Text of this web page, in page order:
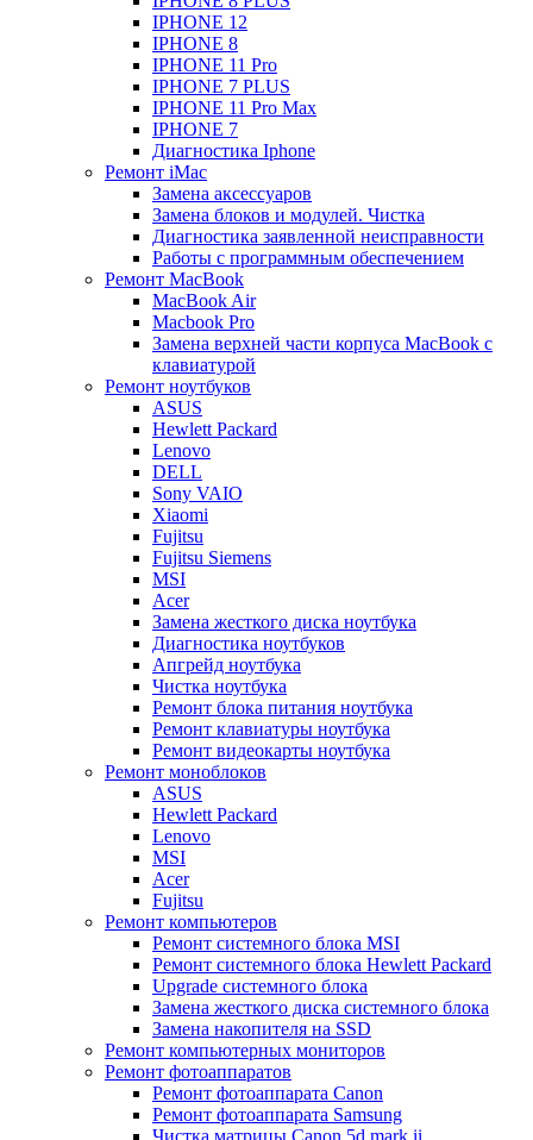
IPHONE 12
IPHONE 8
IPHONE 11 Pro
IPHONE 7 PLUS
IPHONE 11 Pro Max
IPHONE 7
Диагностика Iphone
Ремонт iMac
Замена аксессуаров
Замена блоков и модулей. Чистка
Диагностика заявленной неисправности
Работы с программным обеспечением
Ремонт MacBook
MacBook Air
Macbook Pro
Замена верхней части корпуса MacBook с
клавиатурой
Ремонт ноутбуков
ASUS
Hewlett Packard
Lenovo
DELL
Sony VAIO
Xiaomi
Fujitsu
Fujitsu Siemens
MSI
Acer
Замена жесткого диска ноутбука
Диагностика ноутбуков
Апгрейд ноутбука
Чистка ноутбука
Ремонт блока питания ноутбука
Ремонт клавиатуры ноутбука
Ремонт видеокарты ноутбука
Ремонт моноблоков
ASUS
Hewlett Packard
Lenovo
MSI
Acer
Fujitsu
Ремонт компьютеров
Ремонт системного блока MSI
Ремонт системного блока Hewlett Packard
Upgrade системного блока
Замена жесткого диска системного блока
Замена накопителя на SSD
Ремонт компьютерных мониторов
Ремонт фотоаппаратов
Ремонт фотоаппарата Canon
Ремонт фотоаппарата Samsung
Чистка матрицы Canon 5d mark ii